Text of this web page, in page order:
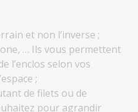
et non l’inverse ;
… Ils vous permettent
l’enclos selon vos
;
de filets ou de
pour agrandir